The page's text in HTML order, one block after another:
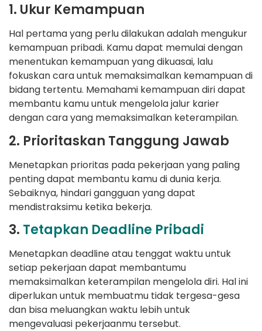
1. Ukur Kemampuan
Hal pertama yang perlu dilakukan adalah mengukur
kemampuan pribadi. Kamu dapat memulai dengan
menentukan kemampuan yang dikuasai, lalu
fokuskan cara untuk memaksimalkan kemampuan di
bidang tertentu. Memahami kemampuan diri dapat
membantu kamu untuk mengelola jalur karier
dengan cara yang memaksimalkan keterampilan.
2. Prioritaskan Tanggung Jawab
Menetapkan prioritas pada pekerjaan yang paling
penting dapat membantu kamu di dunia kerja.
Sebaiknya, hindari gangguan yang dapat
mendistraksimu ketika bekerja.
3. Tetapkan Deadline Pribadi
Menetapkan deadline atau tenggat waktu untuk
setiap pekerjaan dapat membantumu
memaksimalkan keterampilan mengelola diri. Hal ini
diperlukan untuk membuatmu tidak tergesa-gesa
dan bisa meluangkan waktu lebih untuk
mengevaluasi pekerjaanmu tersebut.